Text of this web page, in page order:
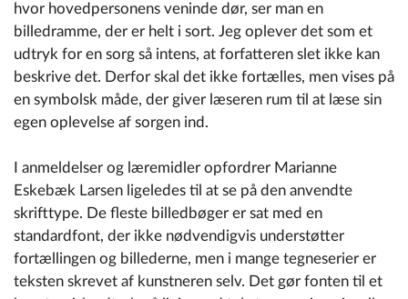
hvor hovedpersonens veninde dør, ser man en
billedramme, der er helt i sort. Jeg oplever det som et
udtryk for en sorg så intens, at forfatteren slet ikke kan
beskrive det. Derfor skal det ikke fortælles, men vises på
en symbolsk måde, der giver læseren rum til at læse sin
egen oplevelse af sorgen ind.
I anmeldelser og læremidler opfordrer Marianne
Eskebæk Larsen ligeledes til at se på den anvendte
skrifttype. De fleste billedbøger er sat med en
standardfont, der ikke nødvendigvis understøtter
fortællingen og billederne, men i mange tegneserier er
teksten skrevet af kunstneren selv. Det gør fonten til et